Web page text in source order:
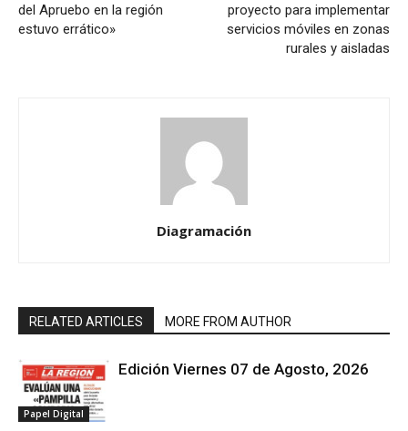
del Apruebo en la región
estuvo errático»
proyecto para implementar
servicios móviles en zonas
rurales y aisladas
Diagramación
RELATED ARTICLES MORE FROM AUTHOR
Papel Digital
Edición Viernes 07 de Agosto, 2026